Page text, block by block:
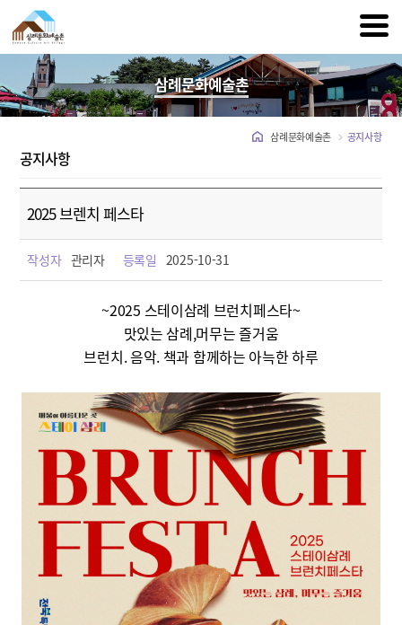
삼례문화예술촌
삼례문화예술촌 공지사항
공지사항
2025 브렌치 페스타
작성자 관리자 등록일 2025-10-31
~2025 스테이삼례 브런치페스타~
맛있는 삼례,머무는 즐거움
브런치. 음악. 책과 함께하는 아늑한 하루